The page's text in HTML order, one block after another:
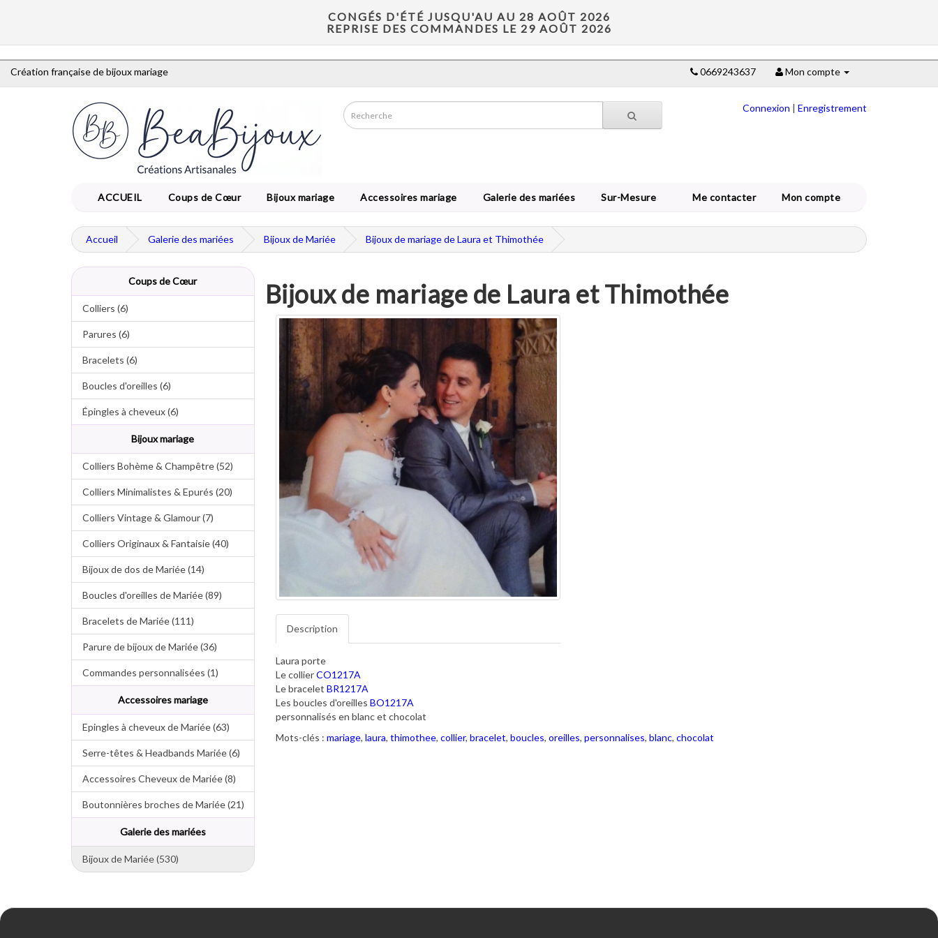
CONGÉS D'ÉTÉ JUSQU'AU AU 28 AOÛT 2026
REPRISE DES COMMANDES LE 29 AOÛT 2026
Création française de bijoux mariage 0669243637 Mon compte
Connexion | Enregistrement
ACCUEIL Coups de Cœur Bijoux mariage Accessoires mariage Galerie des mariées Sur-Mesure Me contacter Mon compte
Accueil Galerie des mariées Bijoux de Mariée Bijoux de mariage de Laura et Thimothée
Coups de Cœur
Colliers (6)
Parures (6)
Bracelets (6)
Boucles d'oreilles (6)
Épingles à cheveux (6)
Bijoux mariage
Colliers Bohème & Champêtre (52)
Colliers Minimalistes & Epurés (20)
Colliers Vintage & Glamour (7)
Colliers Originaux & Fantaisie (40)
Bijoux de dos de Mariée (14)
Boucles d'oreilles de Mariée (89)
Bracelets de Mariée (111)
Parure de bijoux de Mariée (36)
Commandes personnalisées (1)
Accessoires mariage
Epingles à cheveux de Mariée (63)
Serre-têtes & Headbands Mariée (6)
Accessoires Cheveux de Mariée (8)
Boutonnières broches de Mariée (21)
Galerie des mariées
Bijoux de Mariée (530)
Bijoux de mariage de Laura et Thimothée
Description
Laura porte
Le collierCO1217A
Le bracelet BR1217A
Les boucles d'oreilles BO1217A
personnalisés en blanc et chocolat
Mots-clés : mariage, laura, thimothee, collier, bracelet, boucles, oreilles, personnalises, blanc, chocolat